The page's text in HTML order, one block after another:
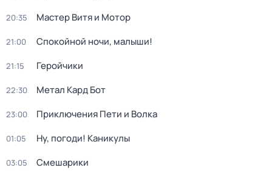
20:35 Мастер Витя и Мотор
21:00 Спокойной ночи, малыши!
21:15 Геройчики
22:30 Метал Кард Бот
23:00 Приключения Пети и Волка
01:05 Ну, погоди! Каникулы
03:05 Смешарики